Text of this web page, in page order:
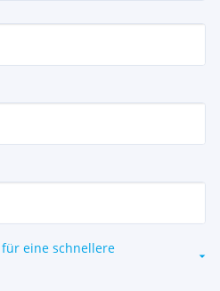
eine schnellere